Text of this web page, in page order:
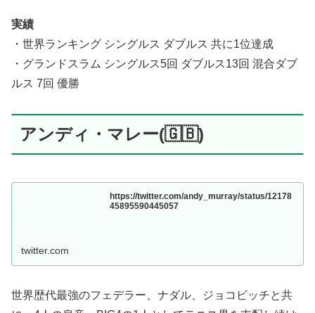
実績
・世界ランキング シングルス ダブルス 共に1位達成
・グランドスラム シングルス5回 ダブルス13回 混合ダブ
ルス 7回 優勝
アンディ・マレー(🇬🇧)
https://twitter.com/andy_murray/status/12178
45895590445057
twitter.com
世界歴代最強のフェデラー、ナダル、ジョコビッチと共